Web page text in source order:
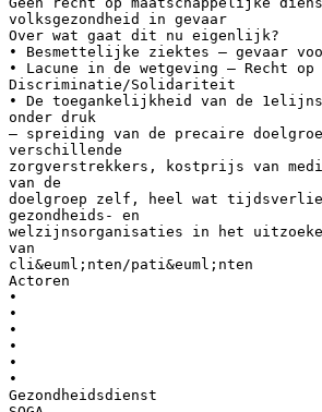
volksgezondheid in gevaar
Over wat gaat dit nu eigenlijk?
• Besmettelijke ziektes – gevaar
• Lacune in de wetgeving – Recht op
Discriminatie/Solidariteit
• De toegankelijkheid van de
onder druk
– spreiding van de precaire
verschillende
zorgverstrekkers, kostprijs van
van de
doelgroep zelf, heel wat
gezondheids- en
welzijnsorganisaties in het
van
cli&euml;nten/pati&euml;nten
Actoren
•
•
•
•
•
•
Gezondheidsdienst